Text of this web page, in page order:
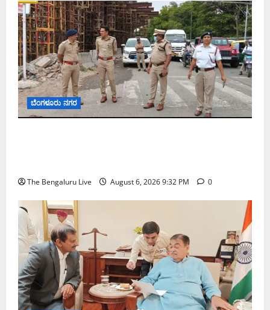
ಬೆಂಗಳೂರು ನಗರ
The Bengaluru Live August 6, 2026 9:32 PM 0